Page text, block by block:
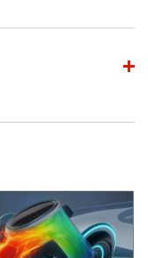
社の製品設計最